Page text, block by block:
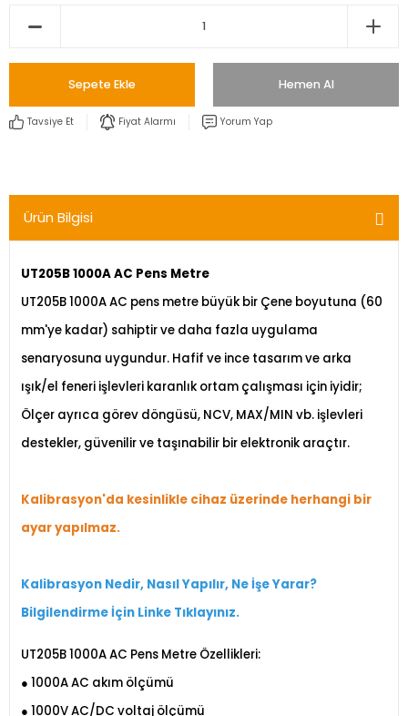
Sepete Ekle Hemen Al
Tavsiye Et Fiyat Alarmı Yorum Yap
Ürün Bilgisi
UT205B 1000A AC Pens Metre
UT205B 1000A AC pens metre büyük bir Çene boyutuna (60
mm'ye kadar) sahiptir ve daha fazla uygulama
senaryosuna uygundur. Hafif ve ince tasarım ve arka
ışık/el feneri işlevleri karanlık ortam çalışması için iyidir;
Ölçer ayrıca görev döngüsü, NCV, MAX/MIN vb. işlevleri
destekler, güvenilir ve taşınabilir bir elektronik araçtır.
Kalibrasyon'da kesinlikle cihaz üzerinde herhangi bir
ayar yapılmaz.
Kalibrasyon Nedir, Nasıl Yapılır, Ne İşe Yarar?
Bilgilendirme İçin Linke Tıklayınız.
UT205B 1000A AC Pens Metre Özellikleri:
● 1000A AC akım ölçümü
● 1000V AC/DC voltaj ölçümü